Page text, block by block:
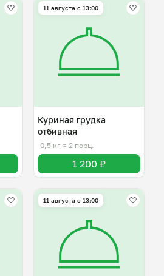
11 августа с 13:00
Куриная грудка
отбивная
0,5 кг ≈ 2 порц.
1 200 ₽
11 августа с 13:00